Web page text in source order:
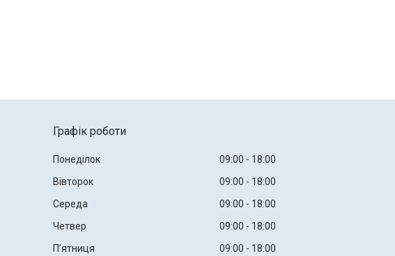
Графік роботи
Понеділок 09:00
18:00
Вівторок
09:00
18:00
Середа
09:00
18:00
Четвер
09:00
18:00
Пʼятниця
09:00
18:00